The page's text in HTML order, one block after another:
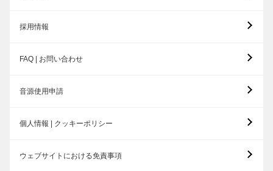
採用情報
FAQ | お問い合わせ
音源使用申請
個人情報 | クッキーポリシー
ウェブサイトにおける免責事項